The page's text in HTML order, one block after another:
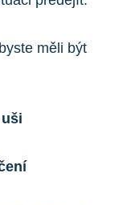
měli být